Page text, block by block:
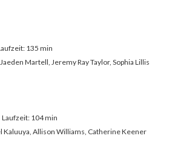
135 min
Jaeden Martell, Jeremy Ray Taylor, Sophia Lillis
Laufzeit: 104 min
Kaluuya, Allison Williams, Catherine Keener